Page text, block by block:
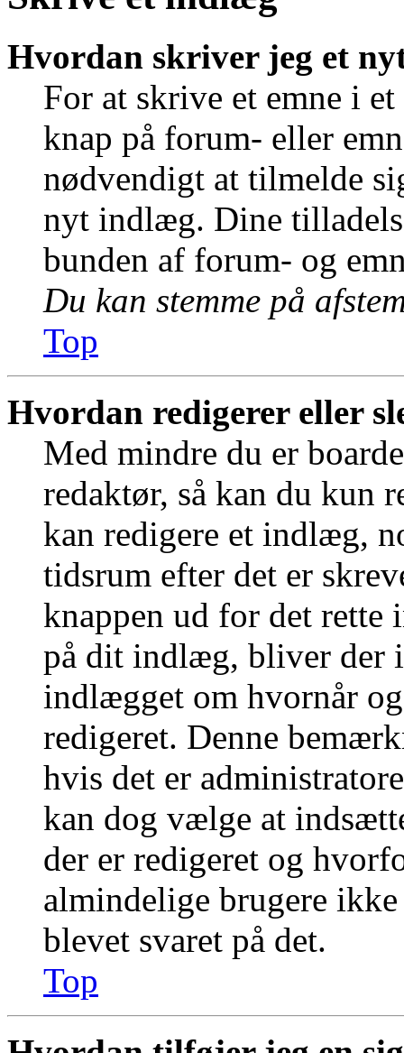
Hvordan skriver jeg et
For at skrive et emne i
knap på forum- eller
nødvendigt at tilmelde
nyt indlæg. Dine
bunden af forum- og
Du kan stemme på
Top
Hvordan redigerer eller
Med mindre du er
redaktør, så kan du kun
kan redigere et indlæg,
tidsrum efter det er
knappen ud for det rette
på dit indlæg, bliver der
indlægget om hvornår
redigeret. Denne
hvis det er
kan dog vælge at
der er redigeret og
almindelige brugere
blevet svaret på det.
Top